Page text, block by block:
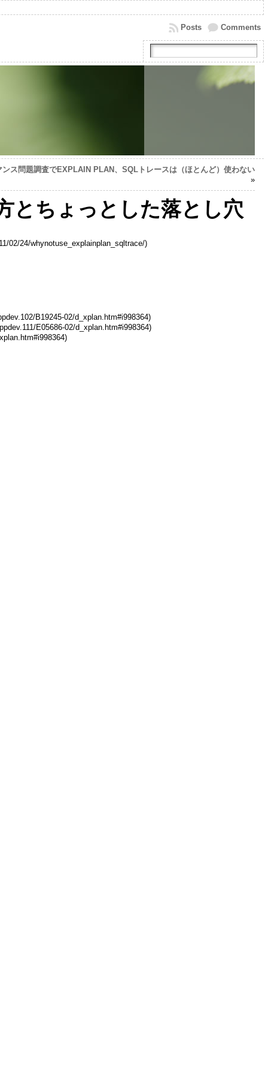
Comments
Posts
ス問題調査でEXPLAIN PLAN、SQLトレースは（ほとんど）使わない
»
とちょっとした落とし穴
02/24/whynotuse_explainplan_sqltrace/)
B19245-02/d_xplan.htm#i998364)
E05686-02/d_xplan.htm#i998364)